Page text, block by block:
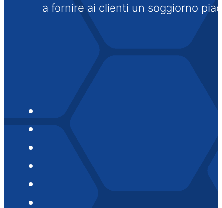
a fornire ai clienti un soggiorno